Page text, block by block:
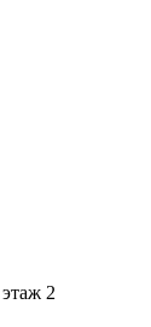
этаж 2